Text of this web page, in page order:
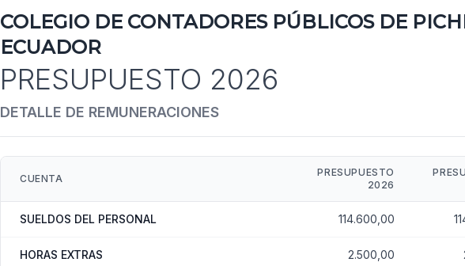
COLEGIO DE CONTADORES PÚBLICOS DE
ECUADOR
PRESUPUESTO 2026
DETALLE DE REMUNERACIONES
CUENTA
PRESUPUESTO
2026
SUELDOS DEL PERSONAL 114.600,00
HORAS EXTRAS 2.500,00